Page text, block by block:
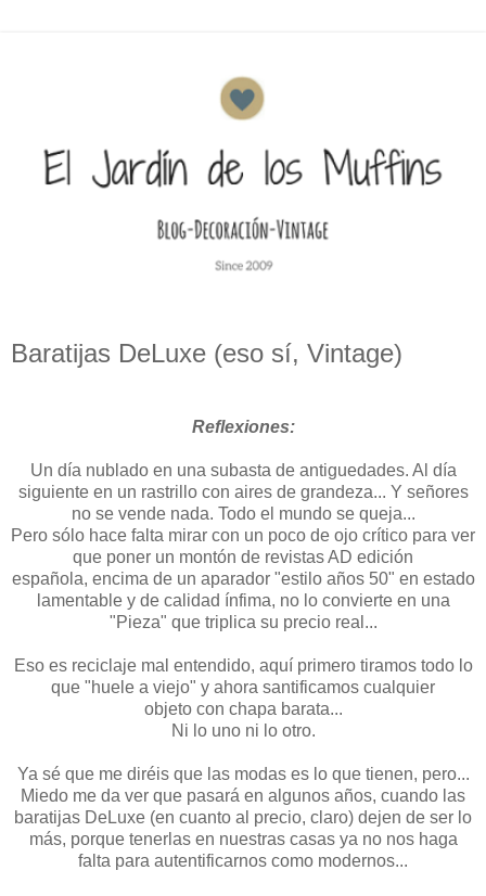
Baratijas DeLuxe (eso sí, Vintage)
Reflexiones:
Un día nublado en una subasta de antiguedades. Al día
siguiente en un rastrillo con aires de grandeza... Y señores
no se vende nada. Todo el mundo se queja...
Pero sólo hace falta mirar con un poco de ojo crítico para ver
que poner un montón de revistas AD edición
española, encima de un aparador "estilo años 50" en estado
lamentable y de calidad ínfima, no lo convierte en una
"Pieza" que triplica su precio real...
Eso es reciclaje mal entendido, aquí primero tiramos todo lo
que "huele a viejo" y ahora santificamos cualquier
objeto con chapa barata...
Ni lo uno ni lo otro.
Ya sé que me diréis que las modas es lo que tienen, pero...
Miedo me da ver que pasará en algunos años, cuando las
baratijas DeLuxe (en cuanto al precio, claro) dejen de ser lo
más, porque tenerlas en nuestras casas ya no nos haga
falta para autentificarnos como modernos...